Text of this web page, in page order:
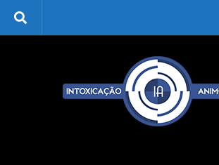
Skip to content